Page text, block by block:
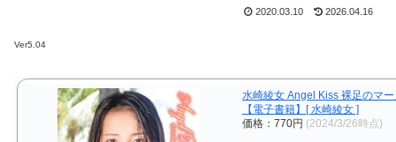
2020.03.10 2026.04.16
Ver5.04
水崎綾女 Angel Kiss 裸足のマ
【電子書籍】[ 水崎綾女 ]
価格：770円 (2024/3/26時点)